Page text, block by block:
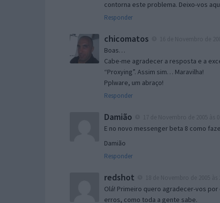
contorna este problema. Deixo-vos
Responder
chicomatos
Boas…
Cabe-me agradecer a resposta e a
“Proxying”. Assim sim… Maravilha!
Pplware, um abraço!
Responder
Damião
E no novo messenger beta 8 como
Damião
Responder
redshot
Olá! Primeiro quero agradecer-vos
erros, como toda a gente sabe.